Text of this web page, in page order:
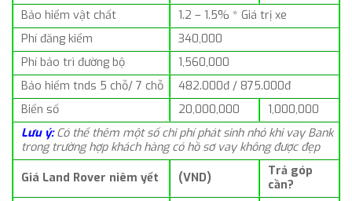
Bảo hiểm vật chất
1.2 – 1.5% * Giá trị xe
Phí đăng kiểm
340,000
Phí bảo trì đường bộ
1,560,000
Bảo hiểm tnds 5 chỗ/ 7 chỗ
482.000đ / 875.000đ
Biển số
20,000,000
1,000,000
Lưu ý:Có thể thêm một số chi phí phát sinh nhỏ khi vay Bank
trong trường hợp khách hàng có hồ sơ vay không được đẹp
Giá Land Rover niêm yết (VND)
Trả góp
cần?